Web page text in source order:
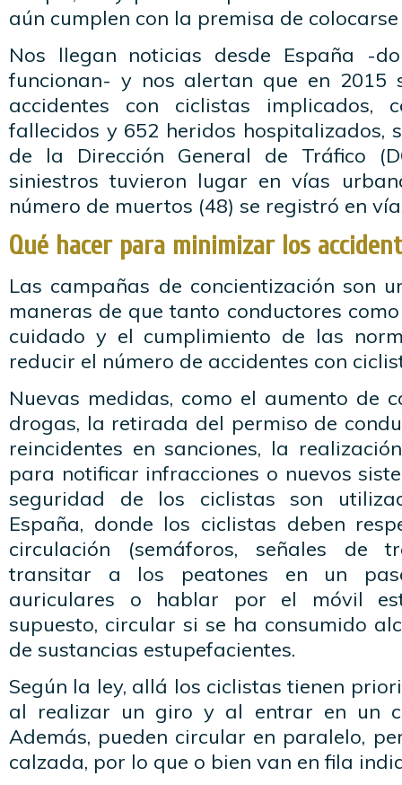
aún cumplen con la premisa de
Nos llegan noticias desde España -
funcionan- y nos alertan que en 2015
accidentes con ciclistas
fallecidos y 652 heridos hospitalizados,
de la Dirección General de Tráfico
siniestros tuvieron lugar en vías
número de muertos (48) se registró en
Qué hacer para minimizar los
Las campañas de concientización son
maneras de que tanto conductores
cuidado y el cumplimiento de las
reducir el número de accidentes con
Nuevas medidas, como el aumento de
drogas, la retirada del permiso de
reincidentes en sanciones, la
para notificar infracciones o nuevos
seguridad de los ciclistas son
España, donde los ciclistas deben
circulación (semáforos, señales de
transitar a los peatones en un
auriculares o hablar por el móvil
supuesto, circular si se ha consumido
de sustancias estupefacientes.
Según la ley, allá los ciclistas tienen
al realizar un giro y al entrar en un
Además, pueden circular en paralelo,
calzada, por lo que o bien van en fila